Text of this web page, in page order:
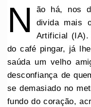
N
ão há, nos
divida mais
Artificial (IA).
do café pingar, já
saúda um velho
desconfiança de
se demasiado no
fundo do coração,